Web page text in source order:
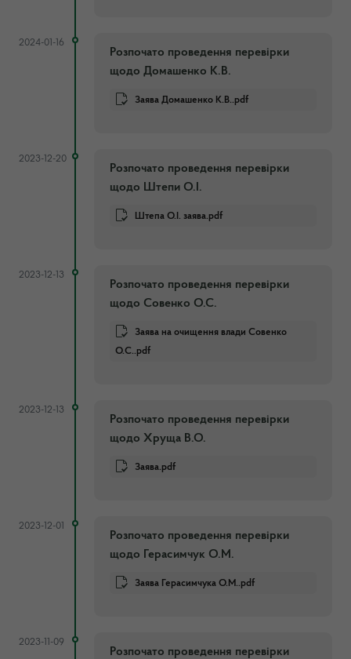
2024-01-16
Розпочато проведення перевірки
щодо Домашенко К.В.
Заява Домашенко К.В..pdf
2023-12-20
Розпочато проведення перевірки
щодо Штепи О.І.
Штепа О.І. заява.pdf
2023-12-13
Розпочато проведення перевірки
щодо Совенко О.С.
Заява на очищення влади Совенко
О.С..pdf
2023-12-13
Розпочато проведення перевірки
щодо Хруща В.О.
Заява.pdf
2023-12-01
Розпочато проведення перевірки
щодо Герасимчук О.М.
Заява Герасимчука О.М..pdf
2023-11-09
Розпочато проведення перевірки